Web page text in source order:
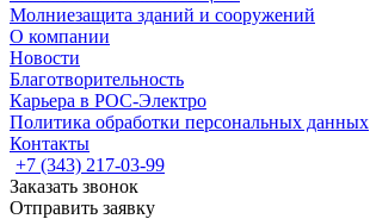
Молниезащита зданий и сооружений
О компании
Новости
Благотворительность
Карьера в РОС-Электро
Политика обработки персональных данных
Контакты
+7 (343) 217-03-99
Заказать звонок
Отправить заявку